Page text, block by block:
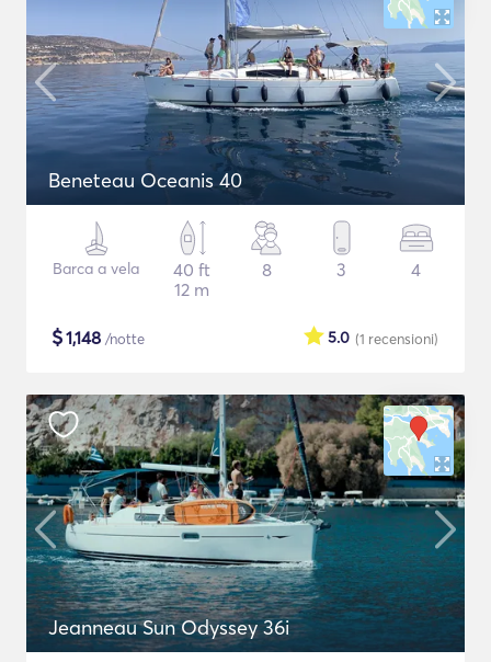
Beneteau Oceanis 40
Barca a vela
40 ft
12 m
8 3 4
$1,148 /notte (1 recensioni)
5.0
Jeanneau Sun Odyssey 36i